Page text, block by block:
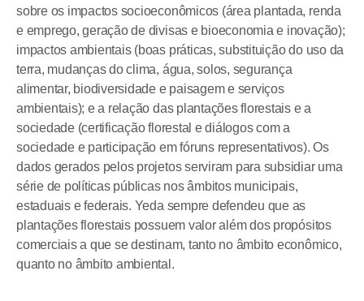
sobre os impactos socioeconômicos (área plantada, renda
e emprego, geração de divisas e bioeconomia e inovação);
impactos ambientais (boas práticas, substituição do uso da
terra, mudanças do clima, água, solos, segurança
alimentar, biodiversidade e paisagem e serviços
ambientais); e a relação das plantações florestais e a
sociedade (certificação florestal e diálogos com a
sociedade e participação em fóruns representativos). Os
dados gerados pelos projetos serviram para subsidiar uma
série de políticas públicas nos âmbitos municipais,
estaduais e federais. Yeda sempre defendeu que as
plantações florestais possuem valor além dos propósitos
comerciais a que se destinam, tanto no âmbito econômico,
quanto no âmbito ambiental.